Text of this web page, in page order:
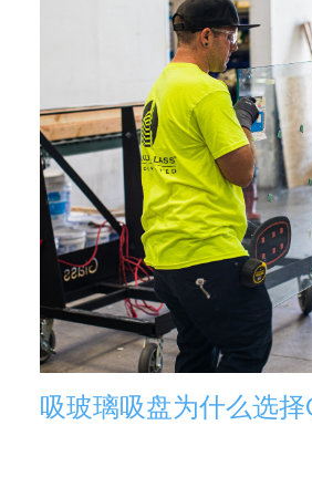
吸玻璃吸盘为什么选择